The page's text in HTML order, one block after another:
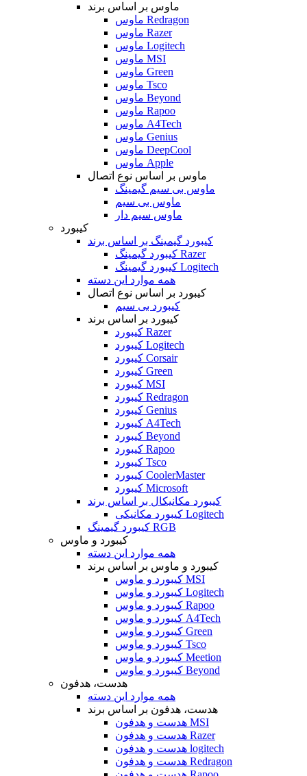
ماوس بر اساس برند
ماوس Redragon
ماوس Razer
ماوس Logitech
ماوس MSI
ماوس Green
ماوس Tsco
ماوس Beyond
ماوس Rapoo
ماوس A4Tech
ماوس Genius
ماوس DeepCool
ماوس Apple
ماوس بر اساس نوع اتصال
ماوس بی سیم گیمینگ
ماوس بی سیم
ماوس سیم دار
کیبورد
کیبورد گیمینگ بر اساس برند
کیبورد گیمینگ Razer
کیبورد گیمینگ Logitech
همه موارد این دسته
کیبورد بر اساس نوع اتصال
کیبورد بی سیم
کیبورد بر اساس برند
کیبورد Razer
کیبورد Logitech
کیبورد Corsair
کیبورد Green
کیبورد MSI
کیبورد Redragon
کیبورد Genius
کیبورد A4Tech
کیبورد Beyond
کیبورد Rapoo
کیبورد Tsco
کیبورد CoolerMaster
کیبورد Microsoft
کیبورد مکانیکال بر اساس برند
کیبورد مکانیکی Logitech
کیبورد گیمینگ RGB
کیبورد و ماوس
همه موارد این دسته
کیبورد و ماوس بر اساس برند
کیبورد و ماوس MSI
کیبورد و ماوس Logitech
کیبورد و ماوس Rapoo
کیبورد و ماوس A4Tech
کیبورد و ماوس Green
کیبورد و ماوس Tsco
کیبورد و ماوس Meetion
کیبورد و ماوس Beyond
هدست، هدفون
همه موارد این دسته
هدست، هدفون بر اساس برند
هدست و هدفون MSI
هدست و هدفون Razer
هدست و هدفون logitech
هدست و هدفون Redragon